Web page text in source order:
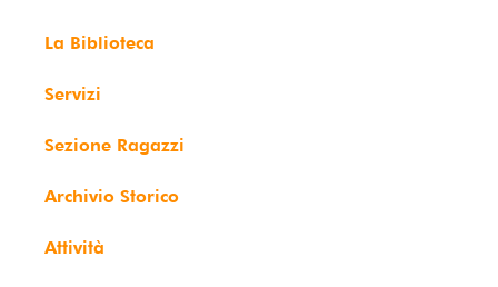
La Biblioteca
Servizi
Sezione Ragazzi
Archivio Storico
Attività